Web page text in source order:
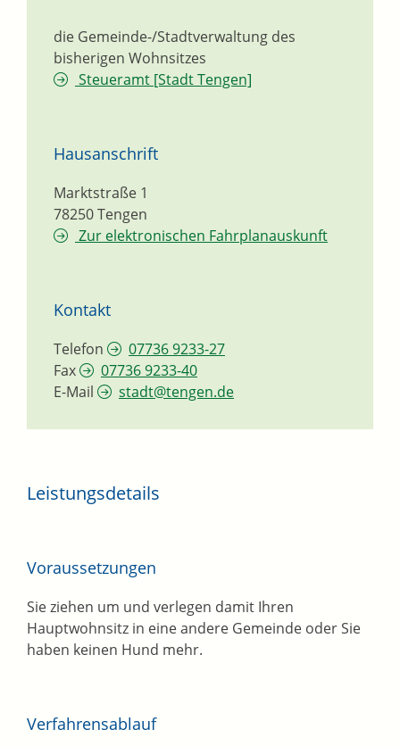
die Gemeinde-/Stadtverwaltung des
bisherigen Wohnsitzes
Steueramt [Stadt Tengen]
Hausanschrift
Marktstraße 1
78250Tengen
Zur elektronischen Fahrplanauskunft
Kontakt
Telefon
07736 9233-27
Fax
07736 9233-40
E-Mail
stadt@tengen.de
Leistungsdetails
Voraussetzungen
Sie ziehen um und verlegen damit Ihren
Hauptwohnsitz in eine andere Gemeinde oder Sie
haben keinen Hund mehr.
Verfahrensablauf